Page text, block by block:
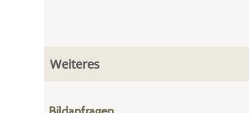
Weiteres